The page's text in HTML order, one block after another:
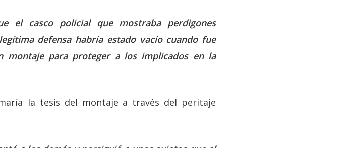
el casco policial que mostraba perdigones
defensa habría estado vacío cuando fue
montaje para proteger a los implicados en la
la tesis del montaje a través del peritaje